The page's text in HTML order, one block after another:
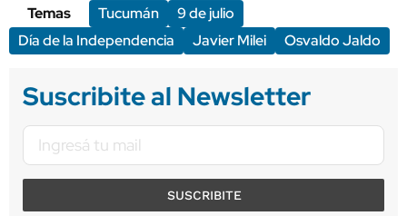
Temas
Tucumán
9 de julio
Día de la Independencia
Javier Milei Osvaldo Jaldo
Suscribite al Newsletter
SUSCRIBITE